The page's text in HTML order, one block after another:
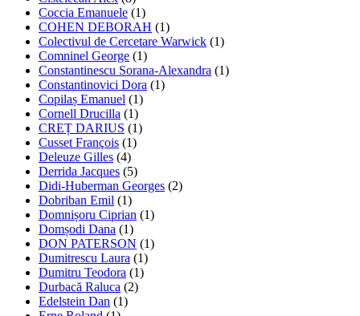
Coccia Emanuele (1)
COHEN DEBORAH (1)
Colectivul de Cercetare Warwick (1)
Comninel George (1)
Constantinescu Sorana-Alexandra (1)
Constantinovici Dora (1)
Copilaș Emanuel (1)
Cornell Drucilla (1)
CREȚ DARIUS (1)
Cusset François (1)
Deleuze Gilles (4)
Derrida Jacques (5)
Didi-Huberman Georges (2)
Dobriban Emil (1)
Domnișoru Ciprian (1)
Domșodi Dana (1)
DON PATERSON (1)
Dumitrescu Laura (1)
Dumitru Teodora (1)
Durbacă Raluca (2)
Edelstein Dan (1)